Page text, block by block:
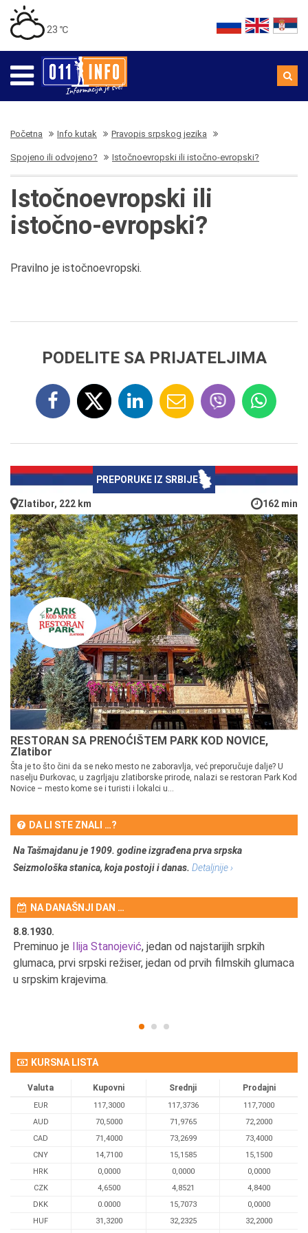
23 ℃
Početna Info kutak Pravopis srpskog jezika
Spojeno ili odvojeno? Istočnoevropski ili istočno-evropski?
Istočnoevropski ili
istočno-evropski?
Pravilno je istočnoevropski.
PODELITE SA PRIJATELJIMA
PREPORUKE IZ SRBIJE
Zlatibor, 222 km 162 min
RESTORAN SA PRENOĆIŠTEM PARK KOD NOVICE,
Zlatibor
Šta je to što čini da se neko mesto ne zaboravlja, već preporučuje dalje? U
naselju Đurkovac, u zagrljaju zlatiborske prirode, nalazi se restoran Park Kod
Novice – mesto kome se i turisti i lokalci u...
DA LI STE ZNALI …?
Na Tašmajdanu je 1909. godine izgrađena prva srpska
Seizmološka stanica, koja postoji i danas. Detaljnije ›
NA DANAŠNJI DAN …
8.8.1930.
Preminuo je Ilija Stanojević, jedan od najstarijih srpkih
glumaca, prvi srpski režiser, jedan od prvih filmskih glumaca
u srpskim krajevima.
KURSNA LISTA
Valuta Kupovni Srednji Prodajni
EUR 117,3000 117,3736
117,7000
AUD
70,5000 71,9765
72,2000
CAD
71,4000 73,2699
73,4000
CNY
14,7100 15,1585
15,1500
HRK
0,0000 0,0000
0,0000
CZK
4,6500 4,8521
4,8400
DKK
0.0000 15,7073
0,0000
HUF
31,3200 32,2325
32,2000